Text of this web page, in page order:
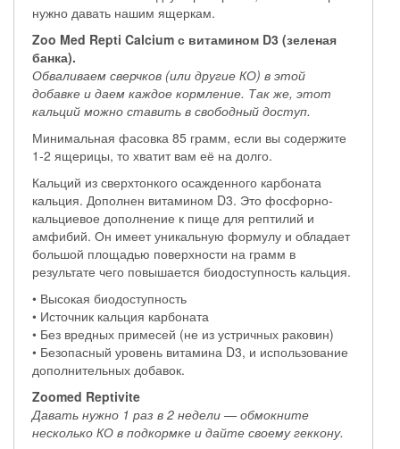
нужно давать нашим ящеркам.
Zoo Med Repti Calcium с витамином D3 (зеленая
банка).
Обваливаем сверчков (или другие КО) в этой
добавке и даем каждое кормление. Так же, этот
кальций можно ставить в свободный доступ.
Минимальная фасовка 85 грамм, если вы содержите
1-2 ящерицы, то хватит вам её на долго.
Кальций из сверхтонкого осажденного карбоната
кальция. Дополнен витамином D3. Это фосфорно-
кальциевое дополнение к пище для рептилий и
амфибий. Он имеет уникальную формулу и обладает
большой площадью поверхности на грамм в
результате чего повышается биодоступность кальция.
• Высокая биодоступность
• Источник кальция карбоната
• Без вредных примесей (не из устричных раковин)
• Безопасный уровень витамина D3, и использование
дополнительных добавок.
Zoomed Reptivite
Давать нужно 1 раз в 2 недели — обмокните
несколько КО в подкормке и дайте своему геккону.